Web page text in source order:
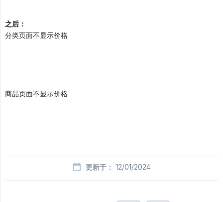
之后：
分类页面不显示价格
商品页面不显示价格
更新于： 12/01/2024